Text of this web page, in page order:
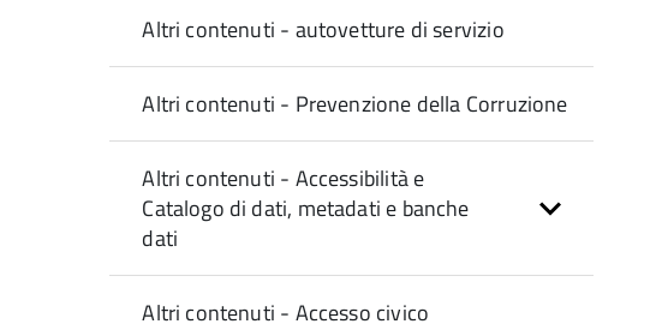
Altri contenuti - autovetture di servizio
Altri contenuti - Prevenzione della Corruzione
Altri contenuti - Accessibilità e
Catalogo di dati, metadati e banche
dati
Altri contenuti - Accesso civico